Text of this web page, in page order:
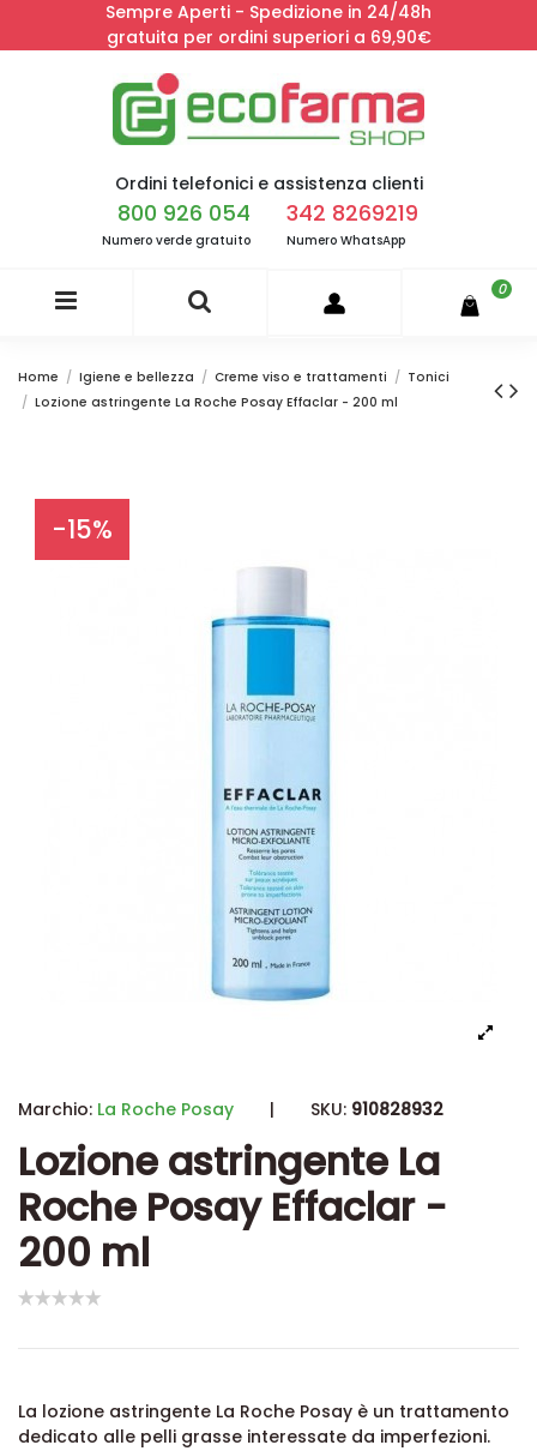
Sempre Aperti - Spedizione in 24/48h
gratuita per ordini superiori a 69,90€
Ordini telefonici e assistenza clienti
800 926 054
Numero verde gratuito
342 8269219
Numero WhatsApp
0
Home Igiene e bellezza Creme viso e trattamenti
Tonici
Lozione astringente La Roche Posay Effaclar - 200 ml
-15%
Marchio: La Roche Posay | SKU: 910828932
Lozione astringente La
Roche Posay Effaclar -
200 ml
La lozione astringente La Roche Posay è un trattamento
dedicato alle pelli grasse interessate da imperfezioni.